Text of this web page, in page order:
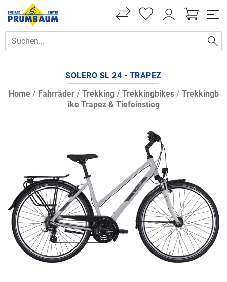
SOLERO SL 24 - TRAPEZ
Home/ Fahrräder/ Trekking/ Trekkingbikes/ Trekkingb
ike Trapez & Tiefeinstieg